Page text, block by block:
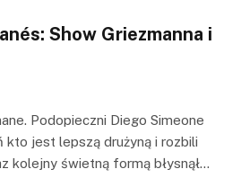
Show Griezmanna i
Podopieczni Diego Simeone
kto jest lepszą drużyną i rozbili
kolejny świetną formą błysnął…